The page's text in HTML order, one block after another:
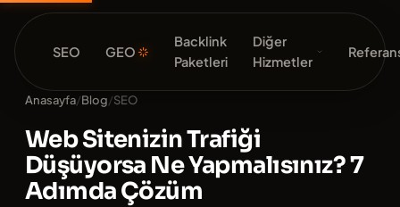
SEO GEO
Backlink
Paketleri
Diğer
Hizmetler
Anasayfa/Blog/SEO
Web Sitenizin Trafiği
Düşüyorsa Ne Yapmalısınız? 7
Adımda Çözüm